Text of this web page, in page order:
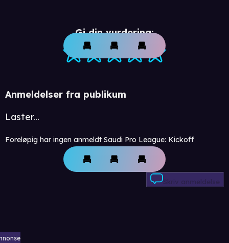
Gi din vurdering:
Anmeldelser fra publikum
Laster...
Foreløpig har ingen anmeldt Saudi Pro League: Kickoff
Skriv anmeldelse